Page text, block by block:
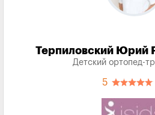
Терпиловский Юрий
Детский ортопед-
5